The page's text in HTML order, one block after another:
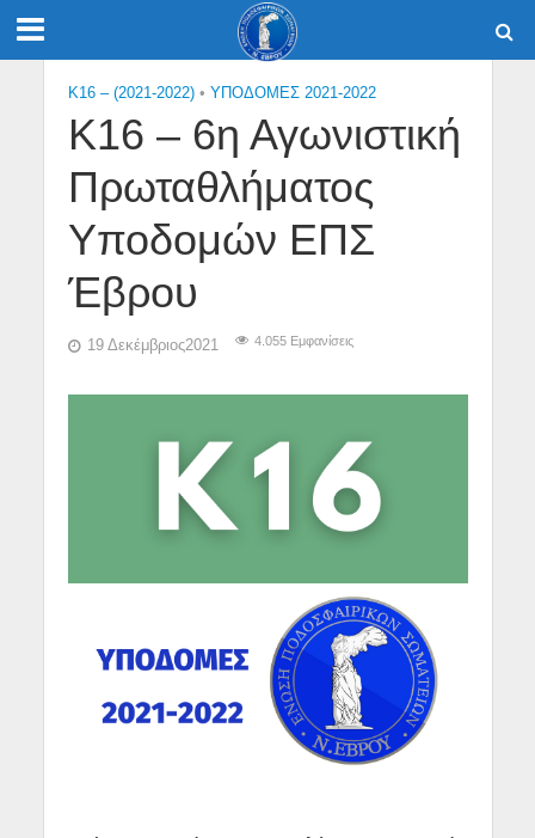
K16 – (2021-2022) • ΥΠΟΔΟΜΕΣ 2021-2022
Κ16 – 6η Αγωνιστική
Πρωταθλήματος
Υποδομών ΕΠΣ
Έβρου
19 Δεκέμβριος2021 4.055 Εμφανίσεις